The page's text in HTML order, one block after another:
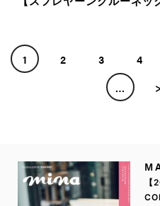
1 2 3 4
…
>